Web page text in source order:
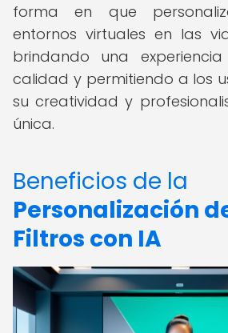
forma en que
entornos virtuales en las
brindando una
calidad y permitiendo a los
su creatividad y
única.
Beneficios de la
Personalización
Filtros con IA